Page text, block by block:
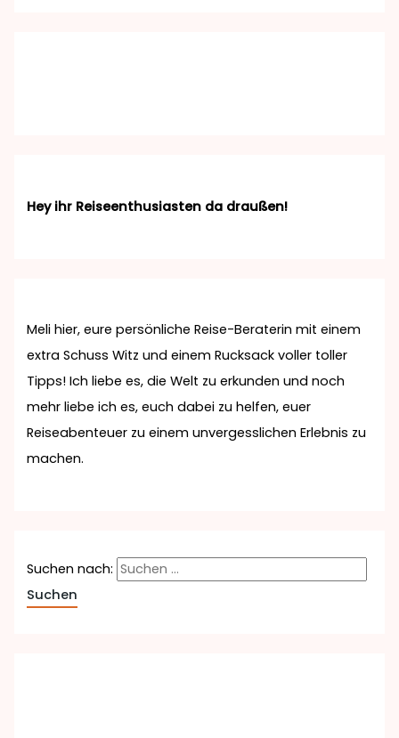
Hey ihr Reiseenthusiasten da draußen!
Meli hier, eure persönliche Reise-Beraterin mit einem
extra Schuss Witz und einem Rucksack voller toller
Tipps! Ich liebe es, die Welt zu erkunden und noch
mehr liebe ich es, euch dabei zu helfen, euer
Reiseabenteuer zu einem unvergesslichen Erlebnis zu
machen.
Suchen nach: